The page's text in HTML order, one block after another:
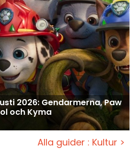
2026: Gendarmerna, Paw
och Kyma
Alla guider : Kultur >